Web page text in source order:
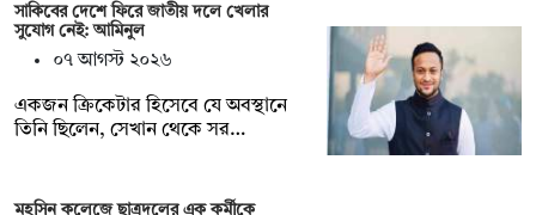
সাকিবের দেশে ফিরে জাতীয় দলে খেলার
সুযোগ নেই: আমিনুল
০৭ আগস্ট ২০২৬
একজন ক্রিকেটার হিসেবে যে অবস্থানে
তিনি ছিলেন, সেখান থেকে সর…
মহসিন কলেজে ছাত্রদলের এক কর্মীকে